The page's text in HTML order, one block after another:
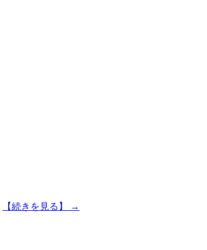
【続きを見る】 →